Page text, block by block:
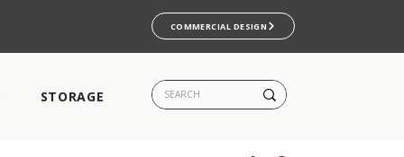
COMMERCIAL DESIGN
STORAGE